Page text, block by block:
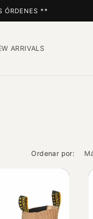
ÓRDENES **
ARRIVALS
Ordenar por: